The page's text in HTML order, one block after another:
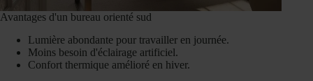
Avantages d'un bureau orienté sud
Lumière abondante pour travailler en journée.
Moins besoin d'éclairage artificiel.
Confort thermique amélioré en hiver.